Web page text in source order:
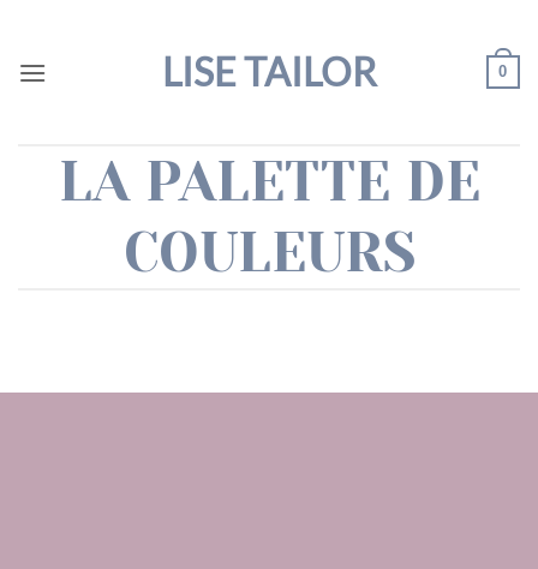
contenu
LISE TAILOR 0
LA PALETTE DE
COULEURS